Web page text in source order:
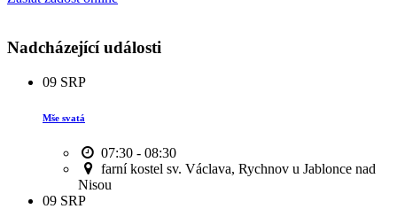
Nadcházející události
09 SRP
Mše svatá
07:30 - 08:30
farní kostel sv. Václava, Rychnov u Jablonce nad
Nisou
09 SRP